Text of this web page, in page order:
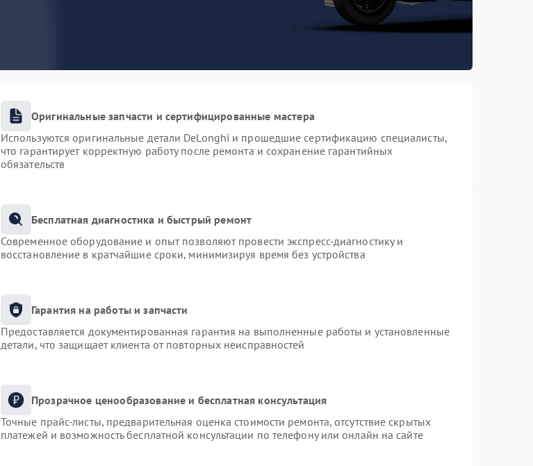
Оригинальные запчасти и сертифицированные мастера
Используются оригинальные детали DeLonghi и прошедшие сертификацию специалисты,
что гарантирует корректную работу после ремонта и сохранение гарантийных
обязательств
Бесплатная диагностика и быстрый ремонт
Современное оборудование и опыт позволяют провести экспресс-диагностику и
восстановление в кратчайшие сроки, минимизируя время без устройства
Гарантия на работы и запчасти
Предоставляется документированная гарантия на выполненные работы и установленные
детали, что защищает клиента от повторных неисправностей
Прозрачное ценообразование и бесплатная консультация
Точные прайс-листы, предварительная оценка стоимости ремонта, отсутствие скрытых
платежей и возможность бесплатной консультации по телефону или онлайн на сайте